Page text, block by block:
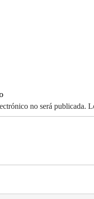
no será publicada.